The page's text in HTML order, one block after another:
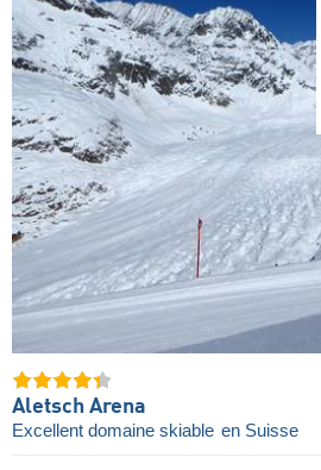
Aletsch Arena
Excellent domaine skiable en Suisse